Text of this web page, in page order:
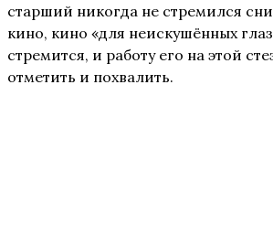
старший никогда не стремился
кино, кино «для неискушённых
стремится, и работу его на этой
отметить и похвалить.